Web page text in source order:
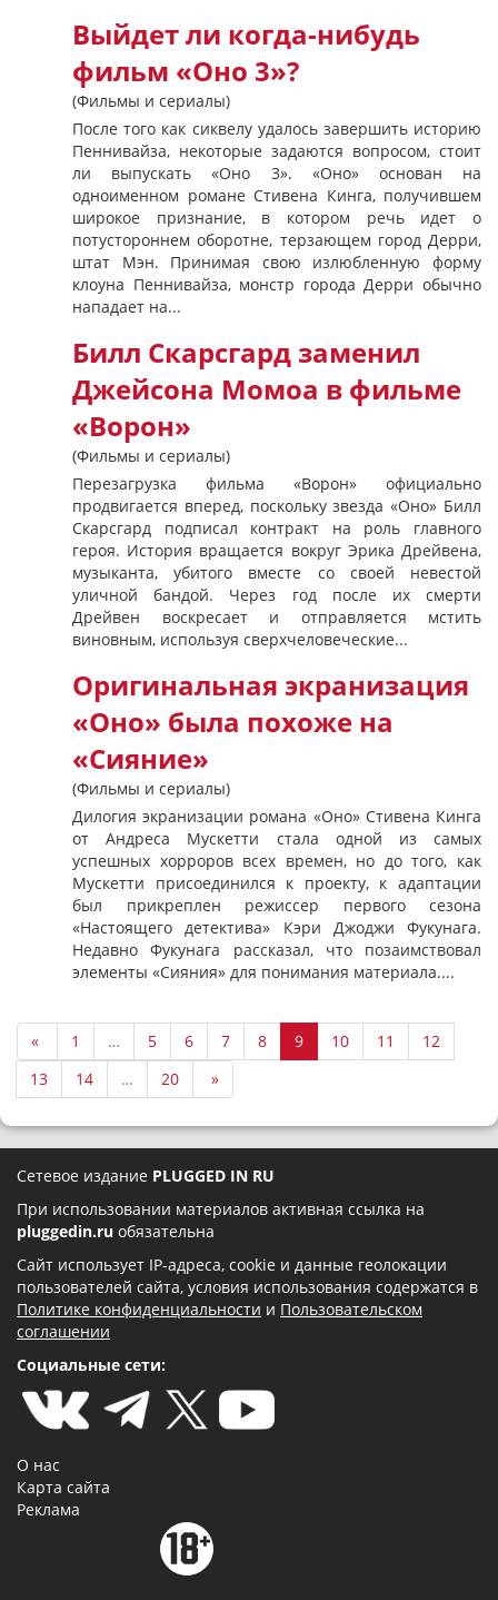
Выйдет ли когда-нибудь
фильм «Оно 3»?
(Фильмы и сериалы)
После того как сиквелу удалось завершить историю
Пеннивайза, некоторые задаются вопросом, стоит
ли выпускать «Оно 3». «Оно» основан на
одноименном романе Стивена Кинга, получившем
широкое признание, в котором речь идет о
потустороннем оборотне, терзающем город Дерри,
штат Мэн. Принимая свою излюбленную форму
клоуна Пеннивайза, монстр города Дерри обычно
нападает на...
Билл Скарсгард заменил
Джейсона Момоа в фильме
«Ворон»
(Фильмы и сериалы)
Перезагрузка фильма «Ворон» официально
продвигается вперед, поскольку звезда «Оно» Билл
Скарсгард подписал контракт на роль главного
героя. История вращается вокруг Эрика Дрейвена,
музыканта, убитого вместе со своей невестой
уличной бандой. Через год после их смерти
Дрейвен воскресает и отправляется мстить
виновным, используя сверхчеловеческие...
Оригинальная экранизация
«Оно» была похоже на
«Сияние»
(Фильмы и сериалы)
Дилогия экранизации романа «Оно» Стивена Кинга
от Андреса Мускетти стала одной из самых
успешных хорроров всех времен, но до того, как
Мускетти присоединился к проекту, к адаптации
был прикреплен режиссер первого сезона
«Настоящего детектива» Кэри Джоджи Фукунага.
Недавно Фукунага рассказал, что позаимствовал
элементы «Сияния» для понимания материала....
« 1 … 5 6 7 8 9 10 11
12
13
14 … 20 »
Сетевое издание PLUGGED IN RU
При использовании материалов активная ссылка на
pluggedin.ru обязательна
Сайт использует IP-адреса, cookie и данные геолокации
пользователей сайта, условия использования содержатся в
Политике конфиденциальности и Пользовательском
соглашении
Социальные сети:
О нас
Карта сайта
Реклама